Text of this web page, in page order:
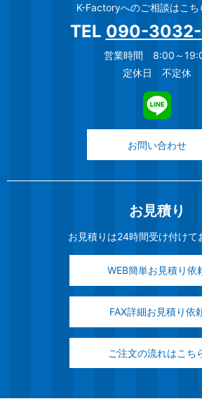
K-Factoryへのご相談はこち
TEL 090-
営業時間 8:00～
定休日 不定休
お問い合わせ
お見積り
お見積りは24時間受け付けて
WEB簡単お見積り依
FAX詳細お見積り依
ご注文の流れはこち